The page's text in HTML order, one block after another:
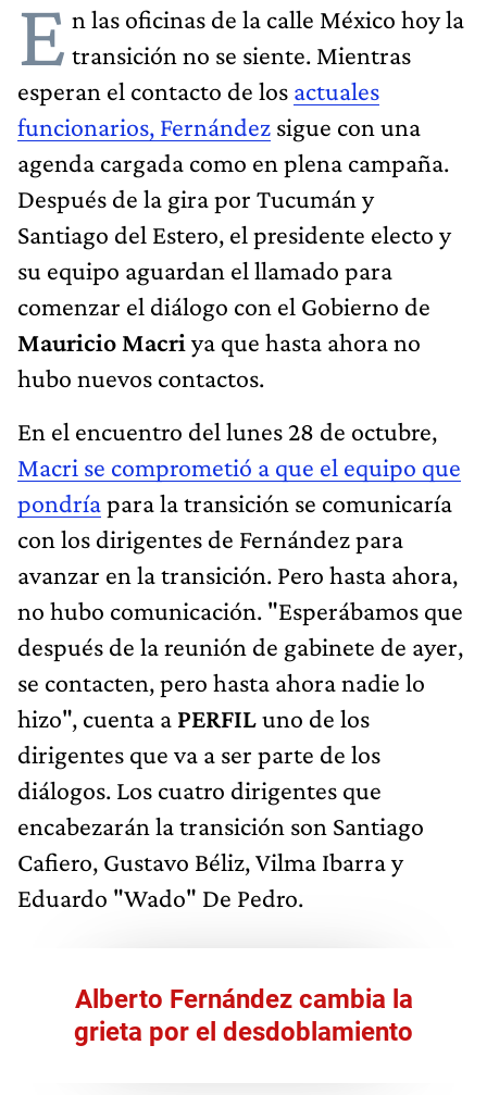
E n las oficinas de la calle México hoy la
transición no se siente. Mientras
esperan el contacto de los actuales
funcionarios, Fernández sigue con una
agenda cargada como en plena campaña.
Después de la gira por Tucumán y
Santiago del Estero, el presidente electo y
su equipo aguardan el llamado para
comenzar el diálogo con el Gobierno de
Mauricio Macri ya que hasta ahora no
hubo nuevos contactos.
En el encuentro del lunes 28 de octubre,
Macri se comprometió a que el equipo que
pondríapara la transición se comunicaría
con los dirigentes de Fernández para
avanzar en la transición. Pero hasta ahora,
no hubo comunicación. "Esperábamos que
después de la reunión de gabinete de ayer,
se contacten, pero hasta ahora nadie lo
hizo", cuenta a PERFILuno de los
dirigentes que va a ser parte de los
diálogos. Los cuatro dirigentes que
encabezarán la transición son Santiago
Cafiero, Gustavo Béliz, Vilma Ibarra y
Eduardo "Wado" De Pedro.
Alberto Fernández cambia la
grieta por el desdoblamiento